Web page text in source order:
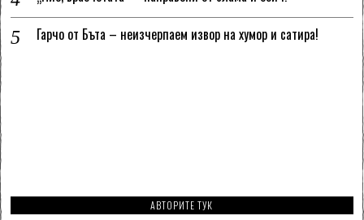
Гарчо от Бъта – неизчерпаем извор на хумор и сатира!
АВТОРИТЕ ТУК